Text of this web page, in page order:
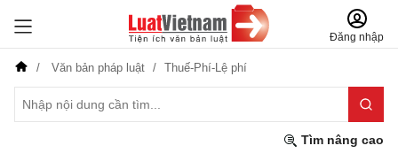
Đăng nhập
Văn bản pháp luật Thuế-Phí-Lệ phí
Tìm nâng cao